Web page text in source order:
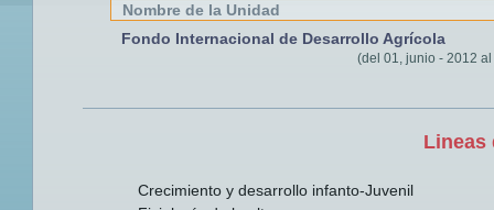
Nombre de la Unidad
Fondo Internacional de Desarrollo Agrícola
(del 01, junio - 2012
Lineas
Crecimiento y desarrollo infanto-Juvenil